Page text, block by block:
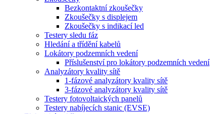
Bezkontaktní zkoušečky
Zkoušečky s displejem
Zkoušečky s indikací led
Testery sledu fáz
Hledání a třídění kabelů
Lokátory podzemních vedení
Příslušenství pro lokátory podzemních vedení
Analyzátory kvality sítě
1-fázové analyzátory kvality sítě
3-fázové analyzátory kvality sítě
Testery fotovoltaických panelů
Testery nabíjecích stanic (EVSE)